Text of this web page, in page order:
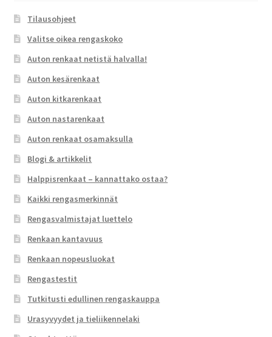
Tilausohjeet
Valitse oikea rengaskoko
Auton renkaat netistä halvalla!
Auton kesärenkaat
Auton kitkarenkaat
Auton nastarenkaat
Auton renkaat osamaksulla
Blogi & artikkelit
Halppisrenkaat – kannattako ostaa?
Kaikki rengasmerkinnät
Rengasvalmistajat luettelo
Renkaan kantavuus
Renkaan nopeusluokat
Rengastestit
Tutkitusti edullinen rengaskauppa
Urasyvyydet ja tieliikennelaki